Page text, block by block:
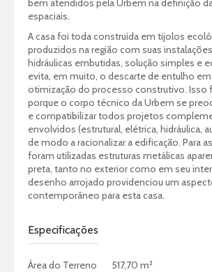
espaciais.
A casa foi toda construída em tijolos
produzidos na região com suas
hidráulicas embutidas, solução simples e
evita, em muito, o descarte de entulho
otimização do processo construtivo. Isso
porque o corpo técnico da Urbem se
e compatibilizar todos projetos
envolvidos (estrutural, elétrica, hidráulica,
de modo a racionalizar a edificação. Para
foram utilizadas estruturas metálicas
preta, tanto no exterior como em seu
desenho arrojado providenciou um
contemporâneo para esta casa.
Especificações
Área do Terreno
517,70 m²